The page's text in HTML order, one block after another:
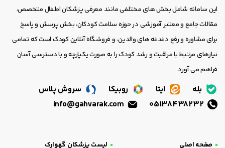
این سامانه شامل بخش های مختلفی مانند معرفی پزشکان اطفال متخصص،
مقالات جامع و معتبر آموزشی در حوزه سلامت کودکان، بخش پرسش و پاسخ
برای مشاوره و رفع دغدغه های والدین، و فروشگاه آنلاین کودک است که تمامی
نیازهای مرتبط با مراقبت و رشد کودک را به صورت یکپارچه و با دسترسی آسان
فراهم می آورد.
بله ایتا روبیکا
سروش پلاس
صفحه اصلی لیست پزشکان گهوارک